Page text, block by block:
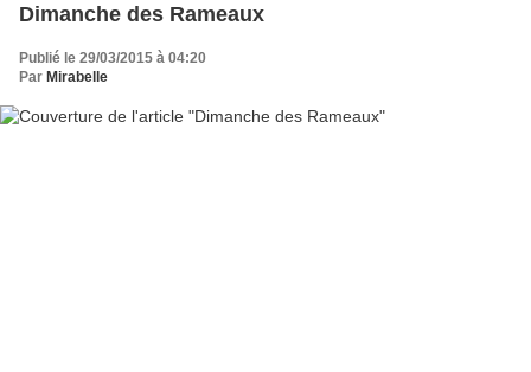
Dimanche des Rameaux
Publié le 29/03/2015 à 04:20
Par Mirabelle